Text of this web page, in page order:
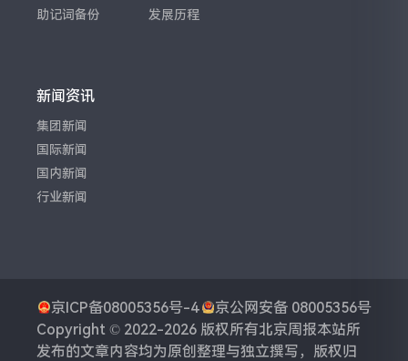
助记词备份
发展历程
新闻资讯
集团新闻
国际新闻
国内新闻
行业新闻
京ICP备08005356号-4
京公网安备 08005356号
Copyright © 2022-2026 版权所有北京周报本站所
发布的文章内容均为原创整理与独立撰写，版权归